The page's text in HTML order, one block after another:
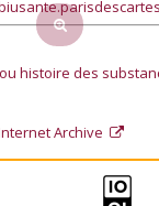
histoire des
Archive